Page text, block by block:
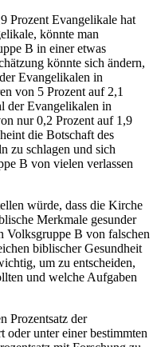
Prozent Evangelikale hat
könnte man
B in einer etwas
könnte sich ändern,
Evangelikalen in
von 5 Prozent auf 2,1
der Evangelikalen in
nur 0,2 Prozent auf 1,9
die Botschaft des
zu schlagen und sich
B von vielen verlassen
würde, dass die Kirche
Merkmale gesunder
Volksgruppe B von falschen
biblischer Gesundheit
um zu entscheiden,
und welche Aufgaben
Prozentsatz der
oder unter einer bestimmten